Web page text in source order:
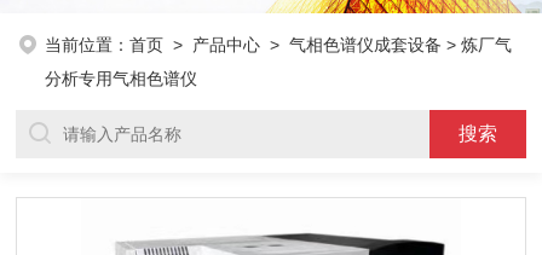
当前位置：首页 > 产品中心 >气相色谱仪成套设备 > 炼厂气
分析专用气相色谱仪